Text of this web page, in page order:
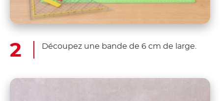
Découpez une bande de 6 cm de large.